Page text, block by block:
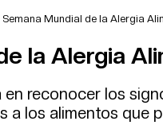
Semana Mundial de la Alergia
la Alergia
en reconocer los
a los alimentos que